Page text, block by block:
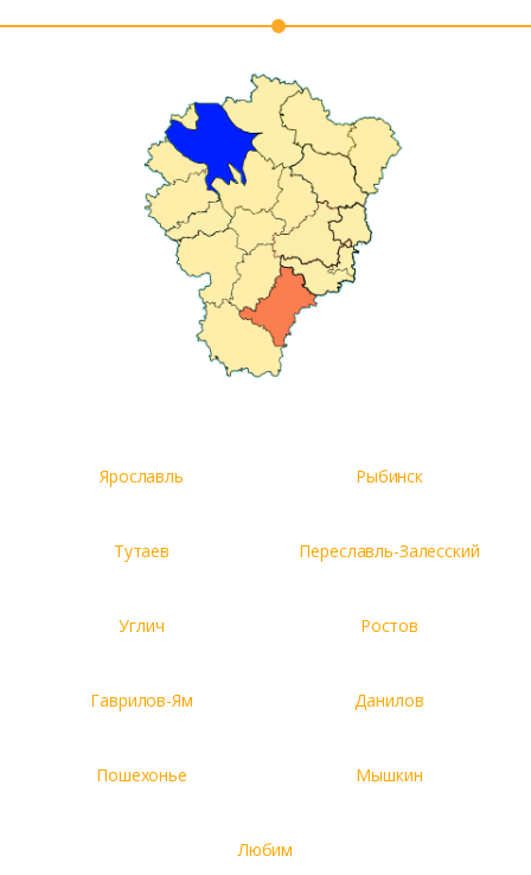
Ярославль Рыбинск
Тутаев Переславль-Залесский
Углич Ростов
Гаврилов-Ям Данилов
Пошехонье Мышкин
Любим